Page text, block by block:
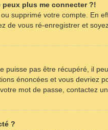
peux plus me connecter ?!
supprimé votre compte.
de vous ré-enregistrer et
puisse pas être récupéré, il
énoncées et vous devriez
mot de passe, contactez
?